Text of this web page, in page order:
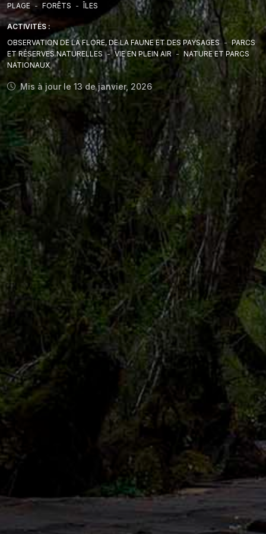
PLAGE - FORÊTS - ÎLES
ACTIVITÉS :
OBSERVATION DE LA FLORE, DE LA FAUNE ET DES PAYSAGES - PARCS
ET RÉSERVES NATURELLES - VIE EN PLEIN AIR - NATURE ET PARCS
NATIONAUX
Mis à jour le 13 de janvier, 2026